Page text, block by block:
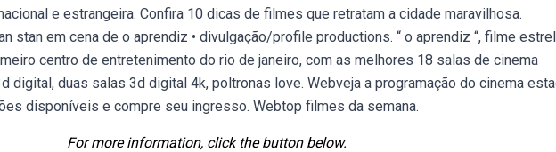
e estrangeira. Confira 10 dicas de filmes que retratam a cidade maravilhosa.
stan em cena de o aprendiz • divulgação/profile productions. “ o aprendiz “, filme
centro de entretenimento do rio de janeiro, com as melhores 18 salas de cinema
digital, duas salas 3d digital 4k, poltronas love. Webveja a programação do cinema
disponíveis e compre seu ingresso. Webtop filmes da semana.
For more information, click the button below.